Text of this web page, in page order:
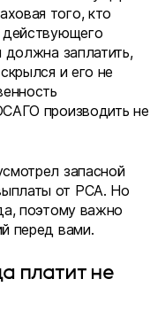
того, кто
действующего
должна заплатить,
и его не
производить не
запасной
от РСА. Но
поэтому важно
перед вами.
платит не